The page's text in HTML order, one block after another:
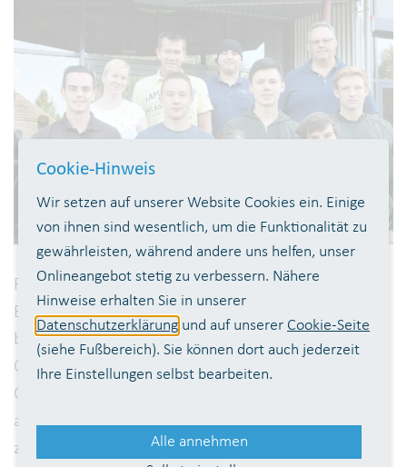
Für sieben junge Leute hat der Start in das
Berufsleben mit einer Ausbildung beim WTV
begonnen. Die Lehrlingsausbilder Melanie Gödtner,
Christoph Weyden (hinten von links) und Dieter
Gasper (hinten rechts) begrüßten einen
angehenden Elektroniker für Betriebstechnik, drei
zukünftige Industriemechaniker sowie zwei
Cookie-Hinweis
Wir setzen auf unserer Website Cookies ein. Einige
von ihnen sind wesentlich, um die Funktionalität zu
gewährleisten, während andere uns helfen, unser
Onlineangebot stetig zu verbessern. Nähere
Hinweise erhalten Sie in unserer
Datenschutzerklärung und auf unserer Cookie-Seite
(siehe Fußbereich). Sie können dort auch jederzeit
Ihre Einstellungen selbst bearbeiten.
Alle annehmen